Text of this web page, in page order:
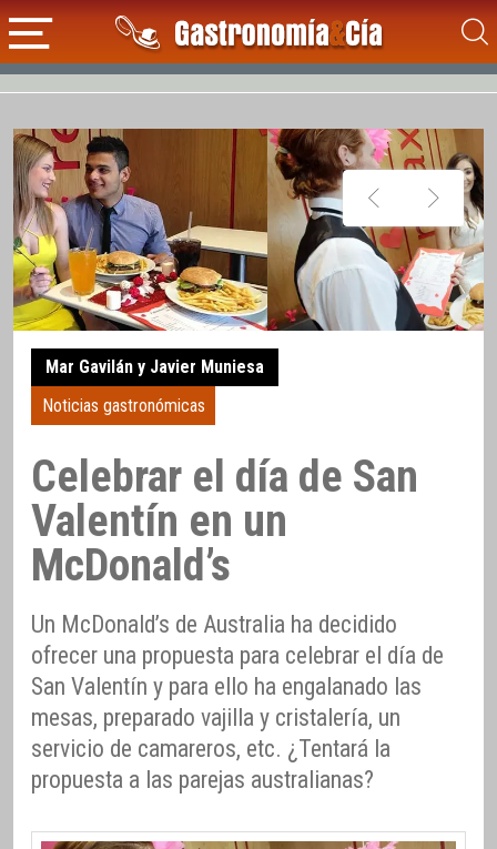
Mar Gavilán y Javier Muniesa
Noticias gastronómicas
Celebrar el día de San
Valentín en un
McDonald’s
Un McDonald’s de Australia ha decidido
ofrecer una propuesta para celebrar el día de
San Valentín y para ello ha engalanado las
mesas, preparado vajilla y cristalería, un
servicio de camareros, etc. ¿Tentará la
propuesta a las parejas australianas?